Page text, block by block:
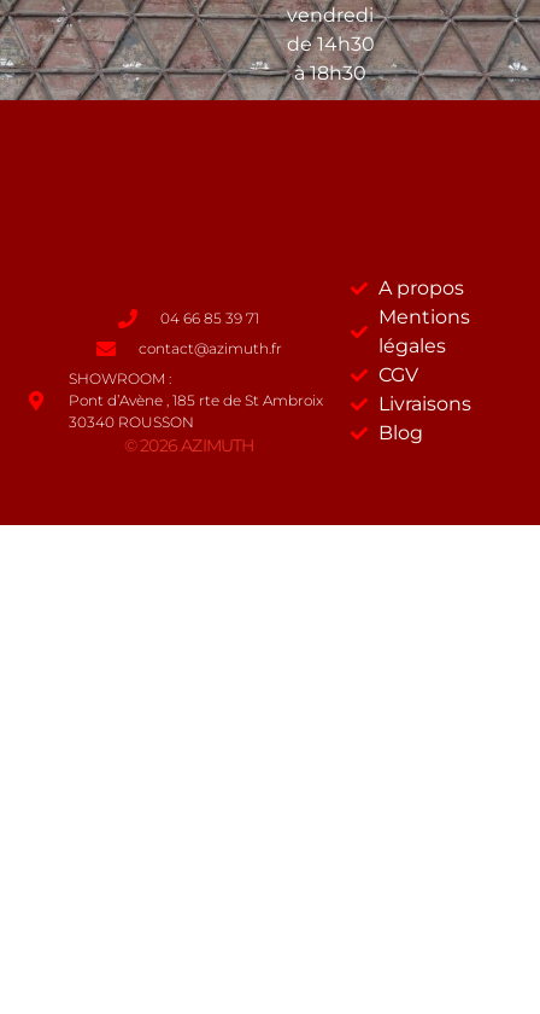
vendredi
de 14h30
à 18h30
04 66 85 39 71
contact@azimuth.fr
SHOWROOM :
Pont d’Avène , 185 rte de St Ambroix
30340 ROUSSON
© 2026 AZIMUTH
A propos
Mentions
légales
CGV
Livraisons
Blog